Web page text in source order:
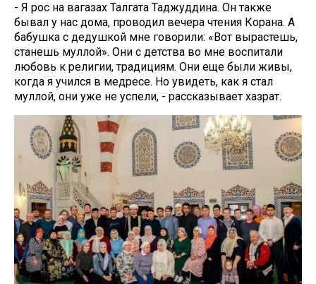
- Я рос на вагазах Талгата Таджуддина. Он также
бывал у нас дома, проводил вечера чтения Корана. А
бабушка с дедушкой мне говорили: «Вот вырастешь,
станешь муллой». Они с детства во мне воспитали
любовь к религии, традициям. Они еще были живы,
когда я учился в медресе. Но увидеть, как я стал
муллой, они уже не успели, - рассказывает хазрат.